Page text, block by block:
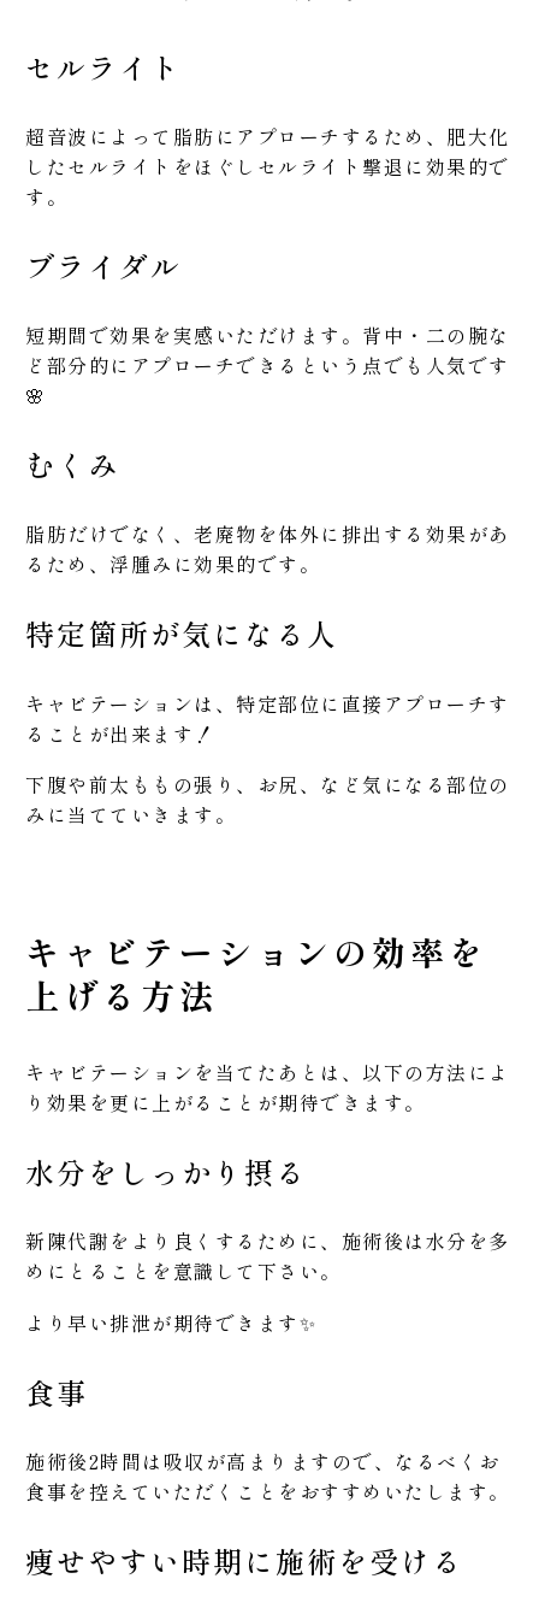
セルライト
超音波によって脂肪にアプローチするため、肥大化
したセルライトをほぐしセルライト撃退に効果的で
す。
ブライダル
短期間で効果を実感いただけます。背中・二の腕な
ど部分的にアプローチできるという点でも人気です
🌸
むくみ
脂肪だけでなく、老廃物を体外に排出する効果があ
るため、浮腫みに効果的です。
特定箇所が気になる人
キャビテーションは、特定部位に直接アプローチす
ることが出来ます！
下腹や前太ももの張り、お尻、など気になる部位の
みに当てていきます。
キャビテーションの効率を
上げる方法
キャビテーションを当てたあとは、以下の方法によ
り効果を更に上がることが期待できます。
水分をしっかり摂る
新陳代謝をより良くするために、施術後は水分を多
めにとることを意識して下さい。
より早い排泄が期待できます✨
食事
施術後2時間は吸収が高まりますので、なるべくお
食事を控えていただくことをおすすめいたします。
痩せやすい時期に施術を受ける